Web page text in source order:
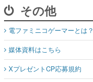
その他
電ファミニコゲーマーとは？
媒体資料はこちら
XプレゼントCP応募規約